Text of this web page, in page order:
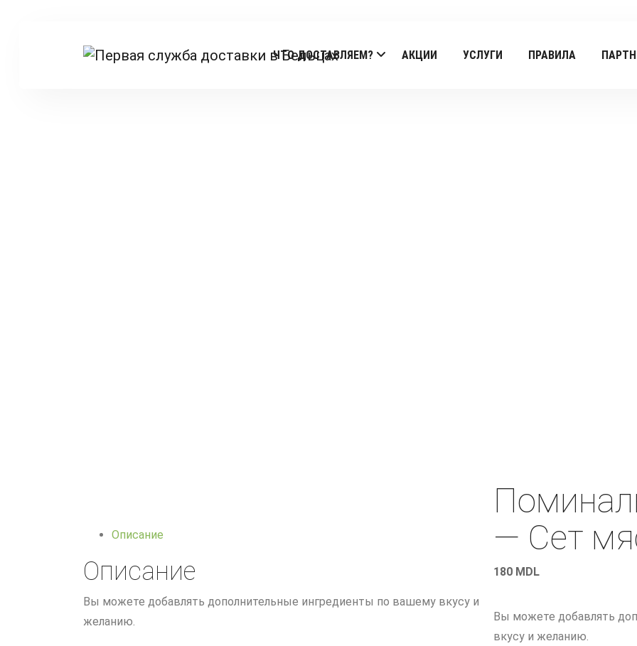
ЧТО ДОСТАВЛЯЕМ? АКЦИИ УСЛУГИ ПРАВИЛА
— Сет
180 MDL
Вы можете добавлять
вкусу и желанию.
Описание
Описание
Вы можете добавлять дополнительные ингредиенты по вашему вкусу и
желанию.